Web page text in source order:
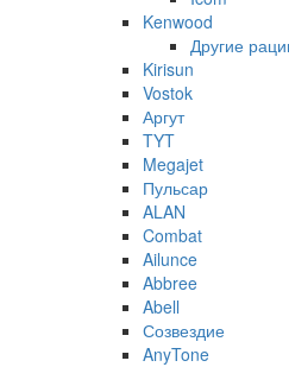
Kenwood
Другие
Kirisun
Vostok
Аргут
TYT
Megajet
Пульсар
ALAN
Combat
Ailunce
Abbree
Abell
Созвездие
AnyTone